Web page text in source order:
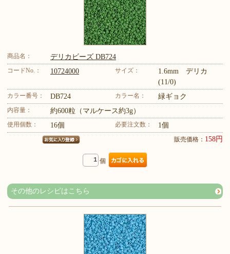
商品名： デリカビーズ DB724
コードNo.： 10724000 サイズ：
1.6mm デリカ
(11/0)
カラー番号： DB724 カラー名： 緑ギョク
内容量： 約600粒（マルケース約3g）
使用個数： 16個 必要注文数： 1個
販売価格： 158円
個
その他のレシピはこちら